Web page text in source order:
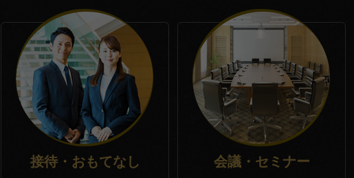
ー
シ
ョ
ン
接待・おもてなし 会議・セミナー